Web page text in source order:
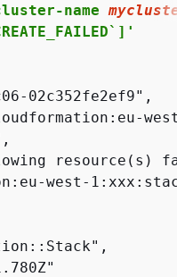
name
02c352fe2ef9",
resource(s)
west-